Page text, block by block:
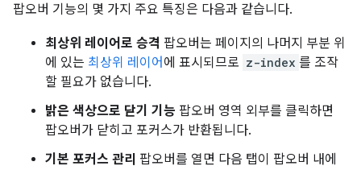
팝오버 기능의 몇 가지 주요 특징은 다음과 같습니다.
최상위 레이어로 승격 팝오버는 페이지의 나머지 부분 위
에 있는 최상위 레이어 에 표시되므로 z-index 를 조작
할 필요가 없습니다.
밝은 색상으로 닫기 기능 팝오버 영역 외부를 클릭하면
팝오버가 닫히고 포커스가 반환됩니다.
기본 포커스 관리 팝오버를 열면 다음 탭이 팝오버 내에